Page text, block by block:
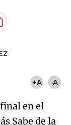
en el
Sabe de la
24 de mayo
del IES
Pablo y